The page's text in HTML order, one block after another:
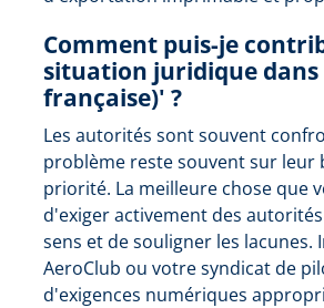
Comment puis-je
situation juridique
française)' ?
Les autorités sont souvent
problème reste souvent sur
priorité. La meilleure chose que
d'exiger activement des
sens et de souligner les lacunes.
AeroClub ou votre syndicat de
d'exigences numériques